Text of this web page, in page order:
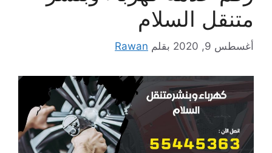
متنقل السلام
أغسطس 9, 2020 بقلم Rawan